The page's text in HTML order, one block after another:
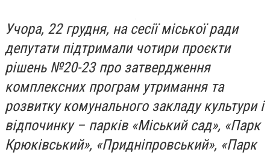
Учора, 22 грудня, на сесії міської ради
депутати підтримали чотири проєкти
рішень №20-23 про затвердження
комплексних програм утримання та
розвитку комунального закладу культуриі
відпочинку – парків «Міський сад», «Парк
Крюківський», «Придніпровський», «Парк